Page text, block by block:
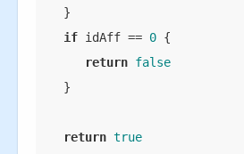
}
if idAff == 0 {
return false
}
return true